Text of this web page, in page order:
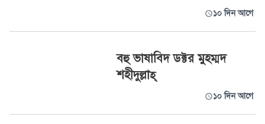
১০ দিন আগে
বহু ভাষাবিদ ডক্টর মুহম্মদ
শহীদুল্লাহ্
১০ দিন আগে